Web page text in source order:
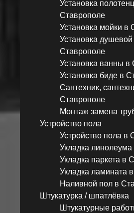
Установка
Ставрополе
Установка мойки в
Установка
Ставрополе
Установка ванны в
Установка биде в
Сантехник,
Ставрополе
Монтаж замена
Устройство пола
Устройство пола в
Укладка
Укладка паркета в
Укладка ламината
Наливной пол в
Штукатурка / шпатлёвка
Штукатурные